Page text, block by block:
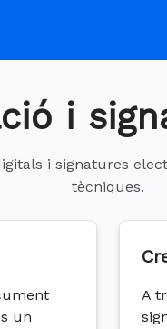
i
i signatures
tècniques.
un
A